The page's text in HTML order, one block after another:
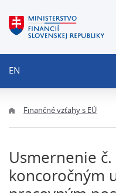
EN
Finančné vzťahy s EÚ
Usmernenie
koncoročným